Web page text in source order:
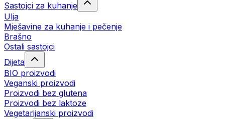
Sastojci za kuhanje
Ulja
Mješavine za kuhanje i pečenje
Brašno
Ostali sastojci
Dijeta
BIO proizvodi
Veganski proizvodi
Proizvodi bez glutena
Proizvodi bez laktoze
Vegetarijanski proizvodi